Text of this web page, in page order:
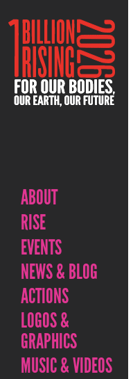
ABOUT
RISE
EVENTS
NEWS & BLOG
ACTIONS
LOGOS &
GRAPHICS
MUSIC & VIDEOS